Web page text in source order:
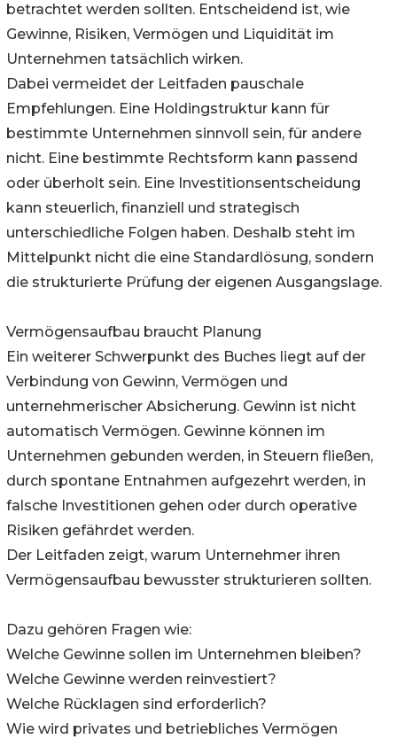
betrachtet werden sollten. Entscheidend ist, wie
Gewinne, Risiken, Vermögen und Liquidität im
Unternehmen tatsächlich wirken.
Dabei vermeidet der Leitfaden pauschale
Empfehlungen. Eine Holdingstruktur kann für
bestimmte Unternehmen sinnvoll sein, für andere
nicht. Eine bestimmte Rechtsform kann passend
oder überholt sein. Eine Investitionsentscheidung
kann steuerlich, finanziell und strategisch
unterschiedliche Folgen haben. Deshalb steht im
Mittelpunkt nicht die eine Standardlösung, sondern
die strukturierte Prüfung der eigenen Ausgangslage.
Vermögensaufbau braucht Planung
Ein weiterer Schwerpunkt des Buches liegt auf der
Verbindung von Gewinn, Vermögen und
unternehmerischer Absicherung. Gewinn ist nicht
automatisch Vermögen. Gewinne können im
Unternehmen gebunden werden, in Steuern fließen,
durch spontane Entnahmen aufgezehrt werden, in
falsche Investitionen gehen oder durch operative
Risiken gefährdet werden.
Der Leitfaden zeigt, warum Unternehmer ihren
Vermögensaufbau bewusster strukturieren sollten.
Dazu gehören Fragen wie:
Welche Gewinne sollen im Unternehmen bleiben?
Welche Gewinne werden reinvestiert?
Welche Rücklagen sind erforderlich?
Wie wird privates und betriebliches Vermögen